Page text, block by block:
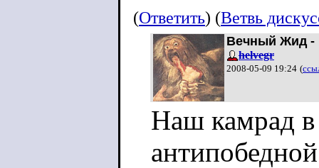
(Ответить) (Ветвь
Вечный Жид -
helvegr
2008-05-09 19:24 (
Наш камрад в